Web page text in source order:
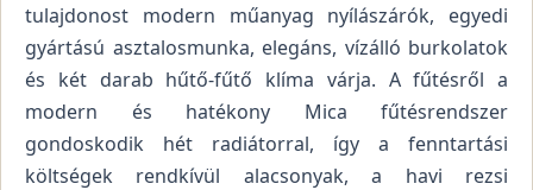
tulajdonost modern műanyag nyílászárók, egyedi
gyártású asztalosmunka, elegáns, vízálló burkolatok
és két darab hűtő-fűtő klíma várja. A fűtésről a
modern és hatékony Mica fűtésrendszer
gondoskodik hét radiátorral, így a fenntartási
költségek rendkívül alacsonyak, a havi rezsi